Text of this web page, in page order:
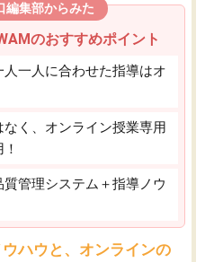
編集部からみた
のおすすめポイント
一人に合わせた指導はオ
く、オンライン授業専用
管理システム＋指導ノウ
ハウと、オンラインの